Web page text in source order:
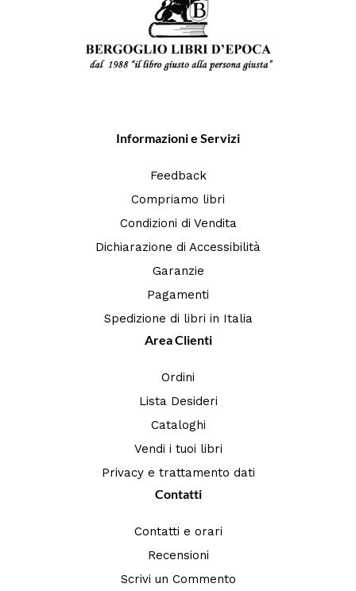
Informazioni e Servizi
Feedback
Compriamo libri
Condizioni di Vendita
Dichiarazione di Accessibilità
Garanzie
Pagamenti
Spedizione di libri in Italia
Area Clienti
Ordini
Lista Desideri
Cataloghi
Vendi i tuoi libri
Privacy e trattamento dati
Contatti
Contatti e orari
Recensioni
Scrivi un Commento